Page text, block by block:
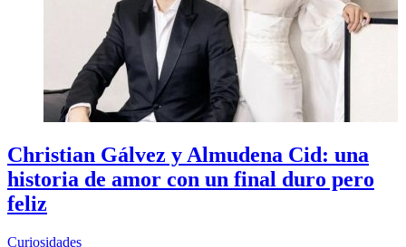
Christian Gálvez y Almudena Cid: una
historia de amor con un final duro pero
feliz
Curiosidades